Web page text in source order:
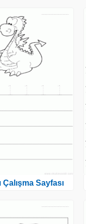
Çalışma Sayfası